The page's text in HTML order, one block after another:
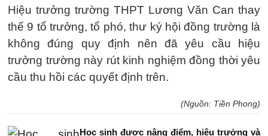
Hiệu trưởng trường THPT Lương Văn Can thay
thế 9 tổ trưởng, tổ phó, thư ký hội đồng trường là
không đúng quy định nên đã yêu cầu hiệu
trưởng trường này rút kinh nghiệm đồng thời yêu
cầu thu hồi các quyết định trên.
(Nguồn: Tiền Phong)
Học sinh được nâng điểm, hiệu trưởng và